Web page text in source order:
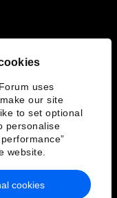
uses
our site
to set optional
personalise
website.
cookies